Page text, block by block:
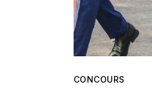
CONCOURS